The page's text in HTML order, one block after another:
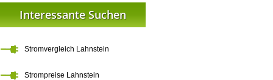
Interessante Suchen
Stromvergleich Lahnstein
Strompreise Lahnstein